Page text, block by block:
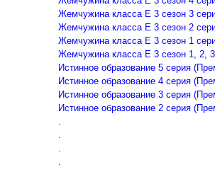
Жемчужина класса Е 3 сезон 3
Жемчужина класса Е 3 сезон 2
Жемчужина класса Е 3 сезон 1
Жемчужина класса Е 3 сезон 1, 2,
Истинное образование 5 серия
Истинное образование 4 серия
Истинное образование 3 серия
Истинное образование 2 серия
.
.
.
.